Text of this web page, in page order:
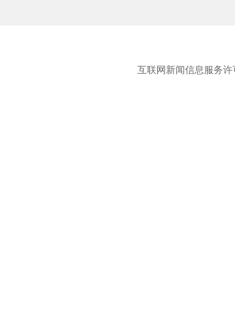
互联网新闻信息服务许